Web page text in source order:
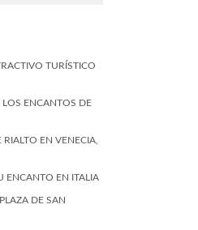
TURÍSTICO
LOS ENCANTOS DE
EN VENECIA,
ENCANTO EN ITALIA
DE SAN